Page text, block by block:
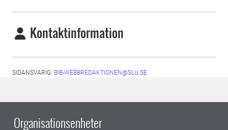
Kontaktinformation
SIDANSVARIG: BIB-WEBBREDAKTIONEN@SLU.SE
Organisationsenheter